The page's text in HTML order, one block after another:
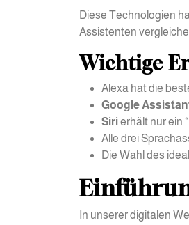
Diese Technologien
Assistenten
Wichtige
Alexa hat die
Google
Sirierhält nur ein
Alle drei
Die Wahl des
In unserer digitalen